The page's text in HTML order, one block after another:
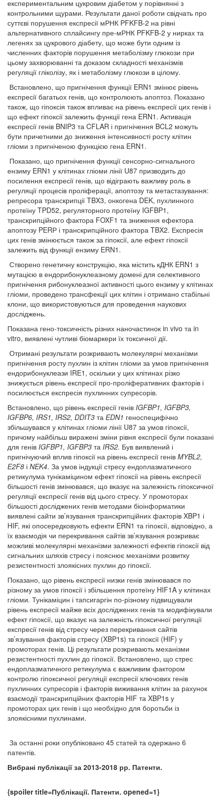
експериментальним цукровим діабетом у порівнянні з
контрольними щурами. Результати даної роботи свідчать про
суттєві порушення експресії мРНК PFKFB-2 на рівні
альтернативного сплайсингу пре-мРНК PFKFB-2 у нирках та
легенях за цукрового діабету, що може бути одним із
численних факторів порушення метаболізму глюкози при
цьому захворюванні та доказом складності механізмів
регуляції гліколізу, як і метаболізму глюкози в цілому.
Встановлено, що пригнічення функції ERN1 змінює рівень
експресії багатьох генів, що контролюють апоптоз. Показано
також, що гіпоксія також впливає на рівень експресії цих генів і
що ефект гіпоксії залежить функції гена ERN1. Активація
експресії генів BNIP3 та CFLAR і пригнічення BCL2 можуть
бути причетними до зниження інтенсивності росту клітин
гліоми з пригніченою функцією гена ERN1.
Показано, що пригнічення функції сенсорно-сигнального
ензиму ERN1 у клітинах гліоми лінії U87 призводить до
посилення експресії генів, що відіграють важливу роль в
регуляції процесів проліферації, апоптозу та метастазування:
репресора транскрипції TBX3, онкогена DEK, пухлинного
протеїну TPD52, регуляторного протеїну IGFBP1,
транскрипційного фактора FOXF1 та зниження ефектора
апоптозу PERР і транскрипційного фактора TBX2. Експресія
цих генів змінюється також за гіпоксії, але ефект гіпоксії
залежить від функції ензиму ERN1.
Створено генетичну конструкцію, яка містить кДНК ERN1 з
мутацією в ендорибонуклеазному домені для селективного
пригнічення рибонуклеазної активності цього ензиму у клітинах
гліоми, проведено трансфекції цих клітин і отримано стабільні
клони, що використовуються для проведення наукових
досліджень.
Показана гено-токсичність різних наночастинок in vivo та in
vitro, виявлені чутливі біомаркери їх токсичної дії.
Отримані результати розкривають молекулярні механізми
пригнічення росту пухлин із клітин гліоми за умов пригнічення
ендорибонуклеази IRE1, оскільки у цих клітинах різко
знижується рівень експресії про-проліферативних факторів і
посилюється експресія пухлинних супресорів.
Встановлено, що рівень експресії генів IGFBP1, IGFBP3,
IGFBP6, IRS1, IRS2, DDIT3 та EDN1 геноспецифічно
збільшувався у клітинах гліоми лінії U87 за умов гіпоксії,
причому найбільш виражені зміни рівня експресії були показані
для генів IGFBP1, IGFBP3 та IRS2. Був виявлений і
пригнічуючий вплив гіпоксії на рівень експресії генів MYBL2,
E2F8 і NEK4. За умов індукції стресу ендоплазматичного
ретикулума тунікаміцином ефект гіпоксії на рівень експресії
більшості генів змінювався, що вказує на залежність гіпоксичної
регуляції експресії генів від цього стресу. У промоторах
більшості досліджених генів методами біоінформатики
виявлені сайти зв’язування транскрипційних факторів XBP1 і
HIF, які опосередковують ефекти ERN1 та гіпоксії, відповідно, а
їх взаємодія чи перекривання сайтів зв’язування розкриває
можливі молекулярні механізми залежності ефектів гіпоксії від
сигнальних шляхів стресу і пояснює механізми розвитку
резистентності злоякісних пухлин до гіпоксії.
Показано, що рівень експресії низки генів змінювався по
різному за умов гіпоксії і збільшення протеїну HIF1A у клітинах
гліоми. Тунікаміцин і тапсигаргін по-різному підвищували
рівень експресії майже всіх досліджених генів та модифікували
ефект гіпоксії, що вказує на залежність гіпоксичної регуляції
експресії генів від стресу через перекривання сайтів
зв’язування факторів стресу (XBP1s) та гіпоксії (HIF) у
промоторах генів. Ці результати розкривають механізми
резистентності пухлин до гіпоксії. Встановлено, що стрес
ендоплазматичного ретикулума є важливим фактором
контролю гіпоксичної регуляції експресії ключових генів
пухлинних супресорів і факторів виживання клітин за рахунок
взаємодії транскрипційних факторів HIF та XBP1s у
промоторах цих генів і що необхідно для боротьби із
злоякісними пухлинами.
За останні роки опубліковано 45 статей та одержано 6
патентів.
Вибрані публікації за 2013-2018 рр. Патенти.
{spoiler title=Публікації. Патенти. opened=1}